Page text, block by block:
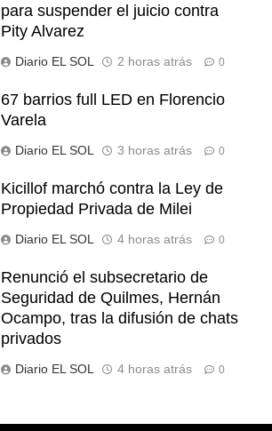
para suspender el juicio contra
Pity Alvarez
Diario EL SOL 2 horas atrás 0
67 barrios full LED en Florencio
Varela
Diario EL SOL 3 horas atrás 0
Kicillof marchó contra la Ley de
Propiedad Privada de Milei
Diario EL SOL 4 horas atrás 0
Renunció el subsecretario de
Seguridad de Quilmes, Hernán
Ocampo, tras la difusión de chats
privados
Diario EL SOL 4 horas atrás 0